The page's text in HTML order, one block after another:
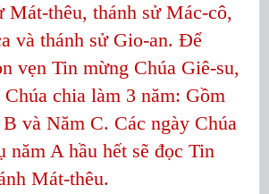
Mát-thêu, thánh sử Mác-cô,
và thánh sử Gio-an. Để
vẹn Tin mừng Chúa Giê-su,
chia làm 3 năm: Gồm
và Năm C. Các ngày Chúa
năm A hầu hết sẽ đọc Tin
Mát-thêu.